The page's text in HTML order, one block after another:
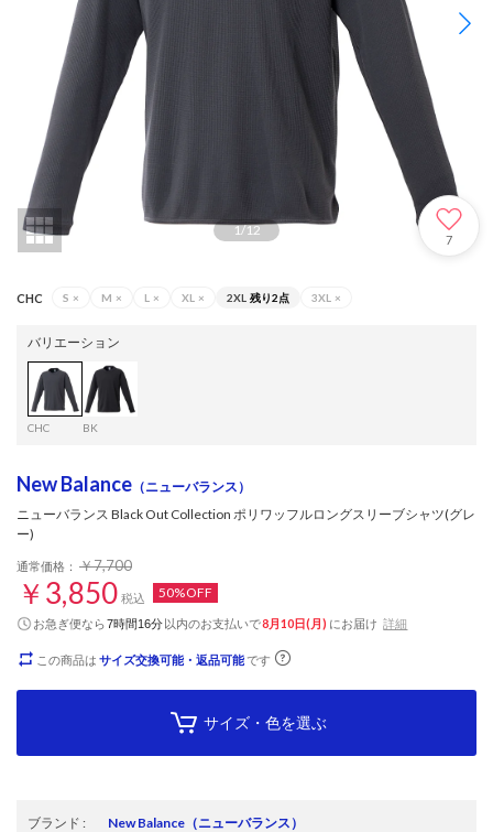
1/12
7
CHC S × M × L × XL × 2XL 残り2点 3XL ×
バリエーション
CHC BK
New Balance （ニューバランス）
ニューバランス Black Out Collection ポリワッフルロングスリーブシャツ(グレ
ー)
通常価格： ￥7,700
￥3,850 税込 50%OFF
お急ぎ便なら7時間16分以内のお支払いで8月10日(月) にお届け 詳細
この商品は サイズ交換可能・返品可能です
サイズ・色を選ぶ
ブランド : New Balance （ニューバランス）